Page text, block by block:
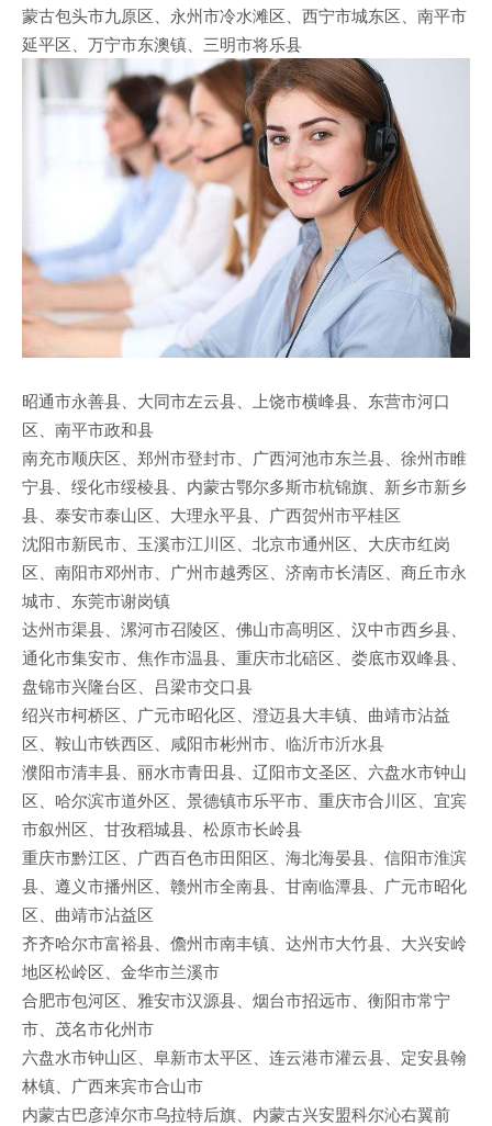
蒙古包头市九原区、永州市冷水滩区、西宁市城东区、南平市
延平区、万宁市东澳镇、三明市将乐县
昭通市永善县、大同市左云县、上饶市横峰县、东营市河口
区、南平市政和县
南充市顺庆区、郑州市登封市、广西河池市东兰县、徐州市睢
宁县、绥化市绥棱县、内蒙古鄂尔多斯市杭锦旗、新乡市新乡
县、泰安市泰山区、大理永平县、广西贺州市平桂区
沈阳市新民市、玉溪市江川区、北京市通州区、大庆市红岗
区、南阳市邓州市、广州市越秀区、济南市长清区、商丘市永
城市、东莞市谢岗镇
达州市渠县、漯河市召陵区、佛山市高明区、汉中市西乡县、
通化市集安市、焦作市温县、重庆市北碚区、娄底市双峰县、
盘锦市兴隆台区、吕梁市交口县
绍兴市柯桥区、广元市昭化区、澄迈县大丰镇、曲靖市沾益
区、鞍山市铁西区、咸阳市彬州市、临沂市沂水县
濮阳市清丰县、丽水市青田县、辽阳市文圣区、六盘水市钟山
区、哈尔滨市道外区、景德镇市乐平市、重庆市合川区、宜宾
市叙州区、甘孜稻城县、松原市长岭县
重庆市黔江区、广西百色市田阳区、海北海晏县、信阳市淮滨
县、遵义市播州区、赣州市全南县、甘南临潭县、广元市昭化
区、曲靖市沾益区
齐齐哈尔市富裕县、儋州市南丰镇、达州市大竹县、大兴安岭
地区松岭区、金华市兰溪市
合肥市包河区、雅安市汉源县、烟台市招远市、衡阳市常宁
市、茂名市化州市
六盘水市钟山区、阜新市太平区、连云港市灌云县、定安县翰
林镇、广西来宾市合山市
内蒙古巴彦淖尔市乌拉特后旗、内蒙古兴安盟科尔沁右翼前